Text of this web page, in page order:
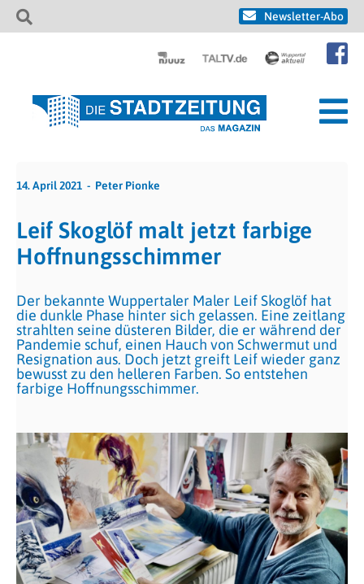
Newsletter-Abo
14. April 2021 Peter Pionke
Leif Skoglöf malt jetzt farbige
Hoffnungsschimmer
Der bekannte Wuppertaler Maler Leif Skoglöf hat
die dunkle Phase hinter sich gelassen. Eine zeitlang
strahlten seine düsteren Bilder, die er während der
Pandemie schuf, einen Hauch von Schwermut und
Resignation aus. Doch jetzt greift Leif wieder ganz
bewusst zu den helleren Farben. So entstehen
farbige Hoffnungsschimmer.